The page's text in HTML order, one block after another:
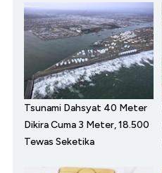
Tsunami Dahsyat 40 Meter
Dikira Cuma 3 Meter, 18.500
Tewas Seketika